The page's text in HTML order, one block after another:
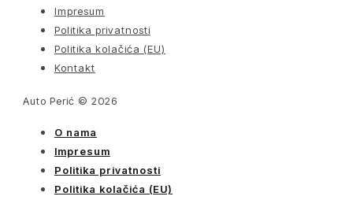
Impresum
Politika privatnosti
Politika kolačića (EU)
Kontakt
Auto Perić © 2026
O nama
Impresum
Politika privatnosti
Politika kolačića (EU)